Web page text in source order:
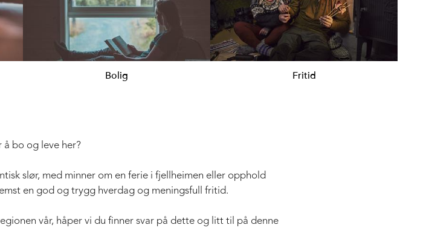
Bolig Fritid
bo og leve her?
slør, med minner om en ferie i fjellheimen eller opphold
en god og trygg hverdag og meningsfull fritid.
vår, håper vi du finner svar på dette og litt til på denne